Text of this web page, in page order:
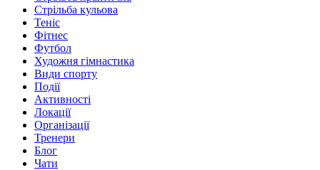
Стрільба кульова
Теніс
Фітнес
Футбол
Художня гімнастика
Види спорту
Події
Активності
Локації
Організації
Тренери
Блог
Чати